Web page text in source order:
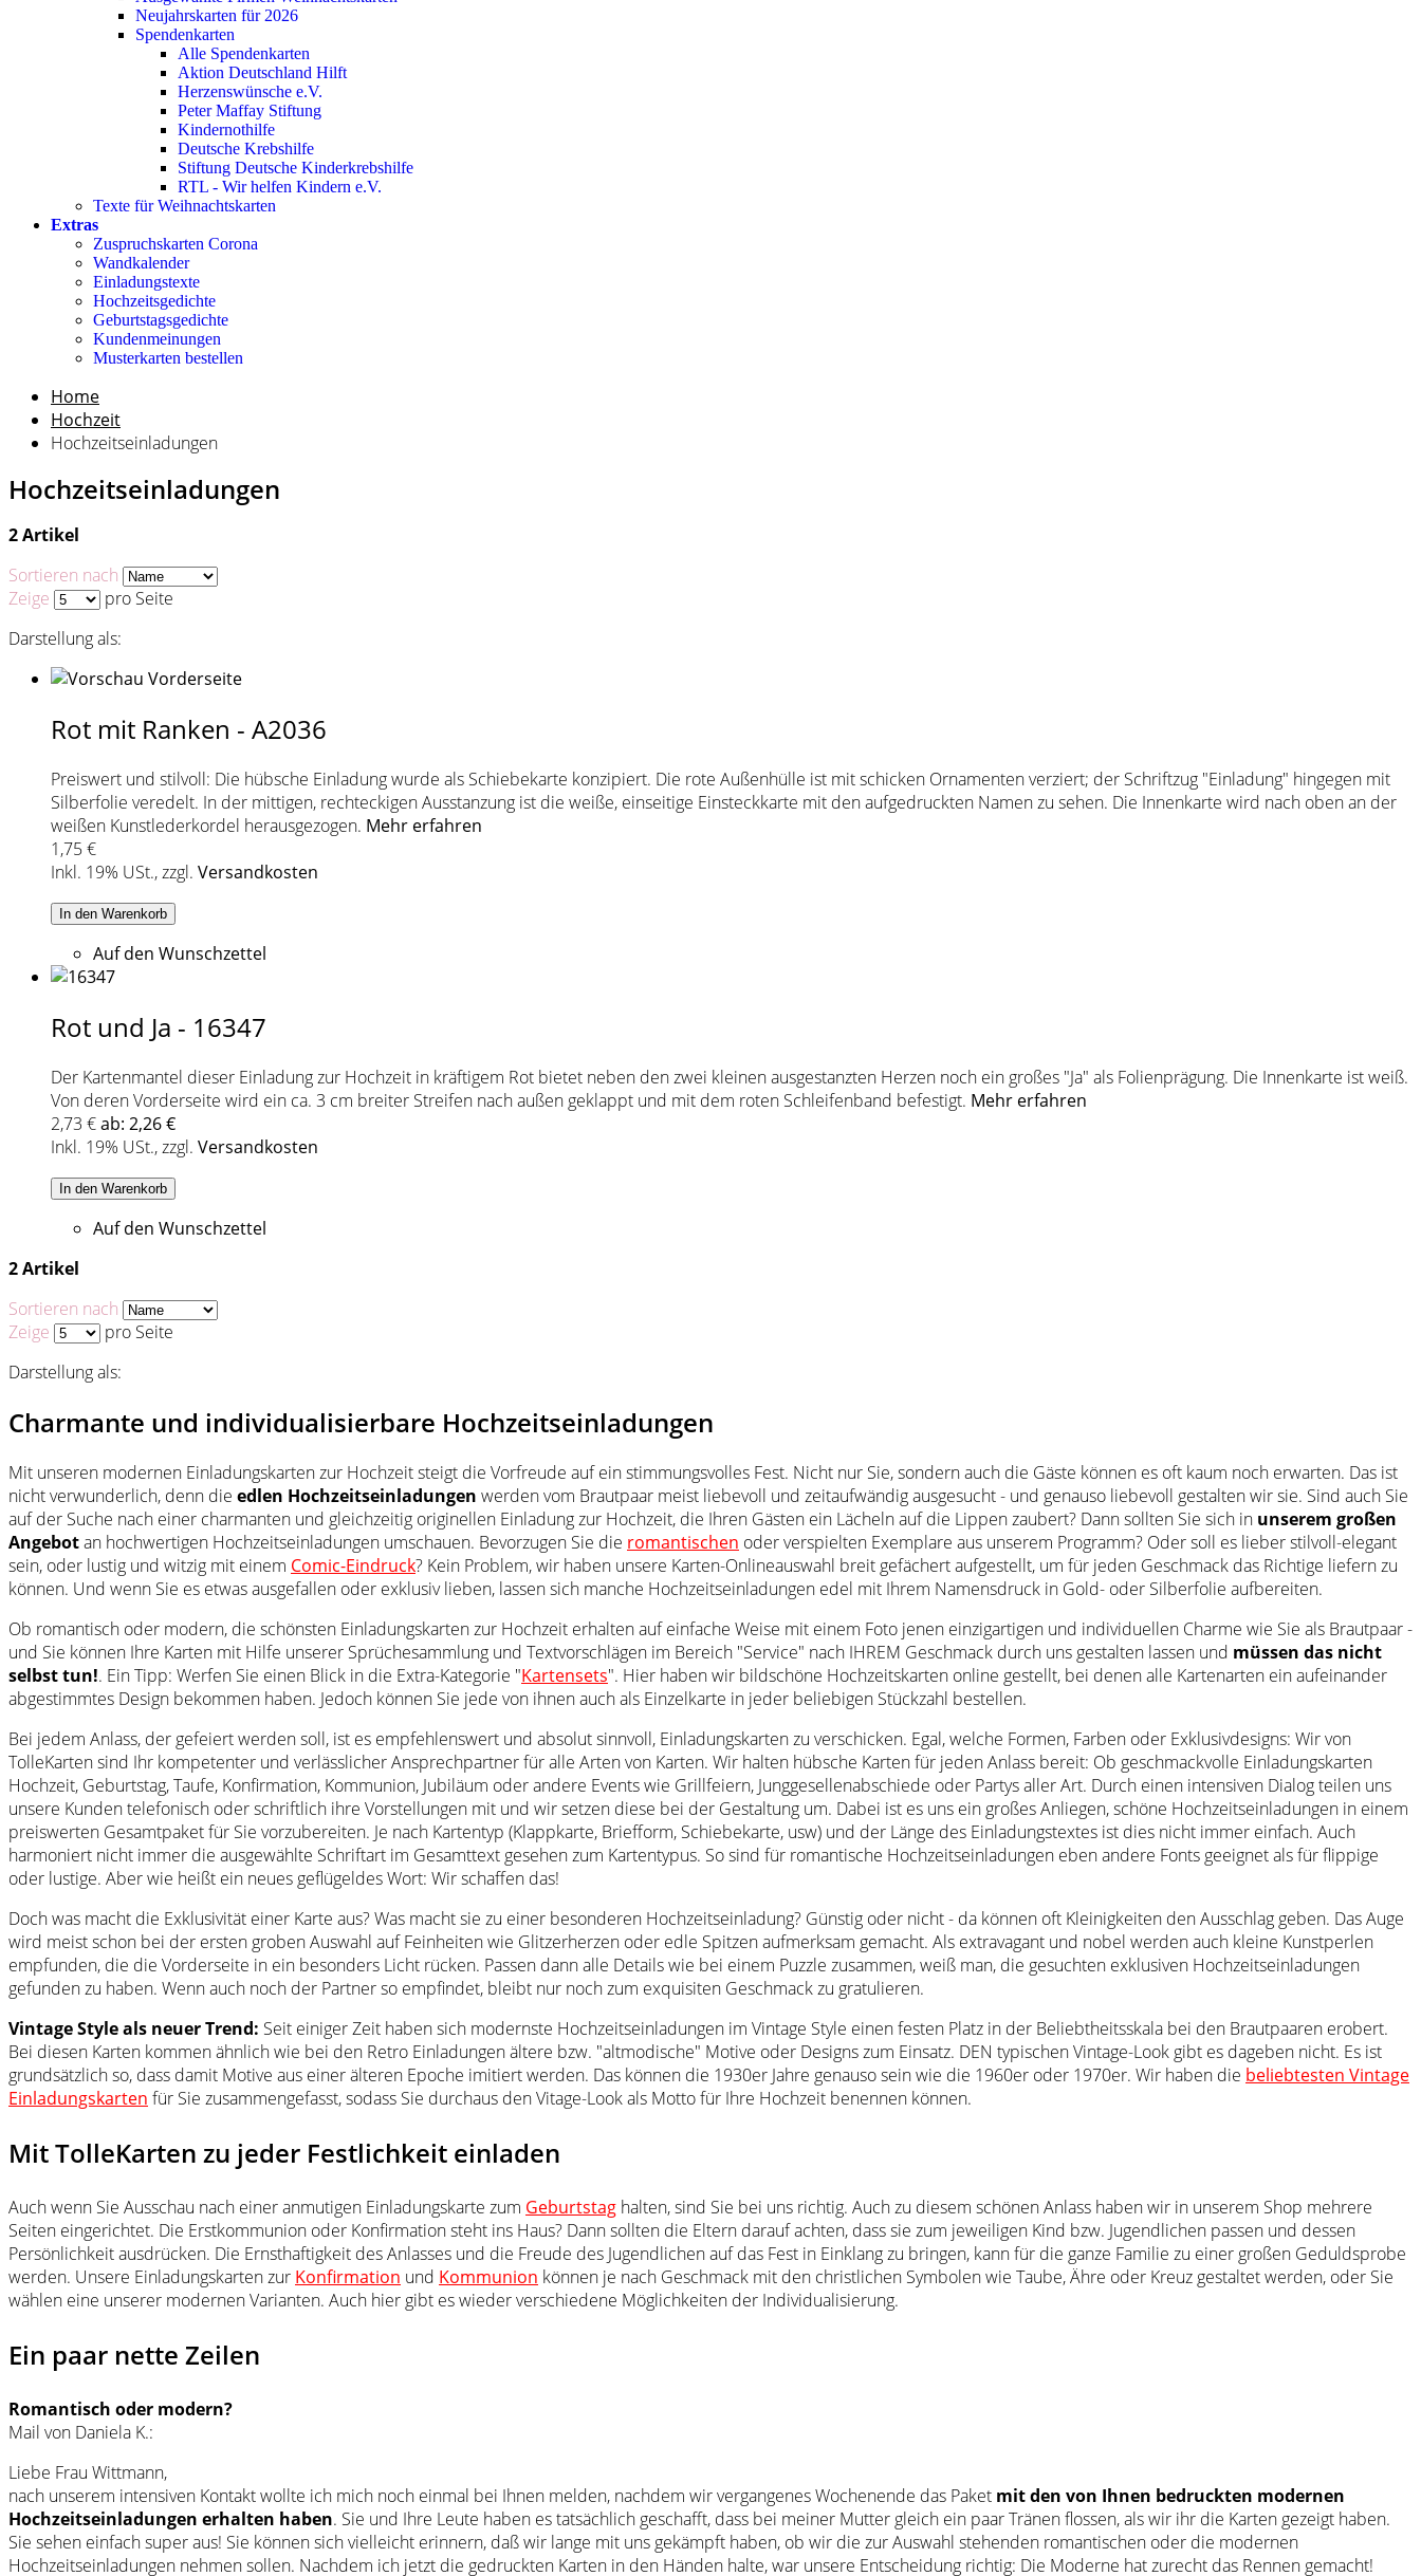
Neujahrskarten für 2026
Spendenkarten
Alle Spendenkarten
Aktion Deutschland Hilft
Herzenswünsche e.V.
Peter Maffay Stiftung
Kindernothilfe
Deutsche Krebshilfe
Stiftung Deutsche Kinderkrebshilfe
RTL - Wir helfen Kindern e.V.
Texte für Weihnachtskarten
Extras
Zuspruchskarten Corona
Wandkalender
Einladungstexte
Hochzeitsgedichte
Geburtstagsgedichte
Kundenmeinungen
Musterkarten bestellen
Home
Hochzeit
Hochzeitseinladungen
Hochzeitseinladungen
2 Artikel
Sortieren nach
Zeige
pro Seite
Darstellung als:
Rot mit Ranken - A2036
Preiswert und stilvoll: Die hübsche Einladung wurde als Schiebekarte konzipiert. Die rote Außenhülle ist mit schicken Ornamenten verziert; der Schriftzug "Einladung" hingegen mit
Silberfolie veredelt. In der mittigen, rechteckigen Ausstanzung ist die weiße, einseitige Einsteckkarte mit den aufgedruckten Namen zu sehen. Die Innenkarte wird nach oben an der
weißen Kunstlederkordel herausgezogen. Mehr erfahren
1,75 €
Inkl. 19% USt.,zzgl. Versandkosten
In den Warenkorb
Auf den Wunschzettel
Rot und Ja - 16347
Der Kartenmantel dieser Einladung zur Hochzeit in kräftigem Rot bietet neben den zwei kleinen ausgestanzten Herzen noch ein großes "Ja" als Folienprägung. Die Innenkarte ist weiß.
Von deren Vorderseite wird ein ca. 3 cm breiter Streifen nach außen geklappt und mit dem roten Schleifenband befestigt. Mehr erfahren
2,73 €ab: 2,26 €
Inkl. 19% USt.,zzgl. Versandkosten
In den Warenkorb
Auf den Wunschzettel
2 Artikel
Sortieren nach
Zeige
pro Seite
Darstellung als:
Charmante und individualisierbare Hochzeitseinladungen
Mit unseren modernen Einladungskarten zur Hochzeit steigt die Vorfreude auf ein stimmungsvolles Fest. Nicht nur Sie, sondern auch die Gäste können es oft kaum noch erwarten. Das ist
nicht verwunderlich, denn die edlen Hochzeitseinladungen werden vom Brautpaar meist liebevoll und zeitaufwändig ausgesucht - und genauso liebevoll gestalten wir sie. Sind auch Sie
auf der Suche nach einer charmanten und gleichzeitig originellen Einladung zur Hochzeit, die Ihren Gästen ein Lächeln auf die Lippen zaubert? Dann sollten Sie sich in unserem großen
Angebotan hochwertigen Hochzeitseinladungen umschauen. Bevorzugen Sie die romantischen oder verspielten Exemplare aus unserem Programm? Oder soll es lieber stilvoll-elegant
sein, oder lustig und witzig mit einem Comic-Eindruck? Kein Problem, wir haben unsere Karten-Onlineauswahl breit gefächert aufgestellt, um für jeden Geschmack das Richtige liefern zu
können. Und wenn Sie es etwas ausgefallen oder exklusiv lieben, lassen sich manche Hochzeitseinladungen edel mit Ihrem Namensdruck in Gold- oder Silberfolie aufbereiten.
Ob romantisch oder modern, die schönsten Einladungskarten zur Hochzeit erhalten auf einfache Weise mit einem Foto jenen einzigartigen und individuellen Charme wie Sie als Brautpaar -
und Sie können Ihre Karten mit Hilfe unserer Sprüchesammlung und Textvorschlägen im Bereich "Service" nach IHREM Geschmack durch uns gestalten lassen und müssen das nicht
selbst tun!. Ein Tipp: Werfen Sie einen Blick in die Extra-Kategorie "Kartensets". Hier haben wir bildschöne Hochzeitskarten online gestellt, bei denen alle Kartenarten ein aufeinander
abgestimmtes Design bekommen haben. Jedoch können Sie jede von ihnen auch als Einzelkarte in jeder beliebigen Stückzahl bestellen.
Bei jedem Anlass, der gefeiert werden soll, ist es empfehlenswert und absolut sinnvoll, Einladungskarten zu verschicken. Egal, welche Formen, Farben oder Exklusivdesigns: Wir von
TolleKarten sind Ihr kompetenter und verlässlicher Ansprechpartner für alle Arten von Karten. Wir halten hübsche Karten für jeden Anlass bereit: Ob geschmackvolle Einladungskarten
Hochzeit, Geburtstag, Taufe, Konfirmation, Kommunion, Jubiläum oder andere Events wie Grillfeiern, Junggesellenabschiede oder Partys aller Art. Durch einen intensiven Dialog teilen uns
unsere Kunden telefonisch oder schriftlich ihre Vorstellungen mit und wir setzen diese bei der Gestaltung um. Dabei ist es uns ein großes Anliegen, schöne Hochzeitseinladungen in einem
preiswerten Gesamtpaket für Sie vorzubereiten. Je nach Kartentyp (Klappkarte, Briefform, Schiebekarte, usw) und der Länge des Einladungstextes ist dies nicht immer einfach. Auch
harmoniert nicht immer die ausgewählte Schriftart im Gesamttext gesehen zum Kartentypus. So sind für romantische Hochzeitseinladungen eben andere Fonts geeignet als für flippige
oder lustige. Aber wie heißt ein neues geflügeldes Wort: Wir schaffen das!
Doch was macht die Exklusivität einer Karte aus? Was macht sie zu einer besonderen Hochzeitseinladung? Günstig oder nicht - da können oft Kleinigkeiten den Ausschlag geben. Das Auge
wird meist schon bei der ersten groben Auswahl auf Feinheiten wie Glitzerherzen oder edle Spitzen aufmerksam gemacht. Als extravagant und nobel werden auch kleine Kunstperlen
empfunden, die die Vorderseite in ein besonders Licht rücken. Passen dann alle Details wie bei einem Puzzle zusammen, weiß man, die gesuchten exklusiven Hochzeitseinladungen
gefunden zu haben. Wenn auch noch der Partner so empfindet, bleibt nur noch zum exquisiten Geschmack zu gratulieren.
Vintage Style als neuer Trend: Seit einiger Zeit haben sich modernste Hochzeitseinladungen im Vintage Style einen festen Platz in der Beliebtheitsskala bei den Brautpaaren erobert.
Bei diesen Karten kommen ähnlich wie bei den Retro Einladungen ältere bzw. "altmodische" Motive oder Designs zum Einsatz. DEN typischen Vintage-Look gibt es dageben nicht. Es ist
grundsätzlich so, dass damit Motive aus einer älteren Epoche imitiert werden. Das können die 1930er Jahre genauso sein wie die 1960er oder 1970er. Wir haben die beliebtesten Vintage
Einladungskarten für Sie zusammengefasst, sodass Sie durchaus den Vitage-Look als Motto für Ihre Hochzeit benennen können.
Mit TolleKarten zu jeder Festlichkeit einladen
Auch wenn Sie Ausschau nach einer anmutigen Einladungskarte zum Geburtstag halten, sind Sie bei uns richtig. Auch zu diesem schönen Anlass haben wir in unserem Shop mehrere
Seiten eingerichtet. Die Erstkommunion oder Konfirmation steht ins Haus? Dann sollten die Eltern darauf achten, dass sie zum jeweiligen Kind bzw. Jugendlichen passen und dessen
Persönlichkeit ausdrücken. Die Ernsthaftigkeit des Anlasses und die Freude des Jugendlichen auf das Fest in Einklang zu bringen, kann für die ganze Familie zu einer großen Geduldsprobe
werden. Unsere Einladungskarten zur Konfirmation und Kommunion können je nach Geschmack mit den christlichen Symbolen wie Taube, Ähre oder Kreuz gestaltet werden, oder Sie
wählen eine unserer modernen Varianten. Auch hier gibt es wieder verschiedene Möglichkeiten der Individualisierung.
Ein paar nette Zeilen
Romantisch oder modern?
Mail von Daniela K.:
Liebe Frau Wittmann,
nach unserem intensiven Kontakt wollte ich mich noch einmal bei Ihnen melden, nachdem wir vergangenes Wochenende das Paket mit den von Ihnen bedruckten modernen
Hochzeitseinladungen erhalten haben. Sie und Ihre Leute haben es tatsächlich geschafft, dass bei meiner Mutter gleich ein paar Tränen flossen, als wir ihr die Karten gezeigt haben.
Sie sehen einfach super aus! Sie können sich vielleicht erinnern, daß wir lange mit uns gekämpft haben, ob wir die zur Auswahl stehenden romantischen oder die modernen
Hochzeitseinladungen nehmen sollen. Nachdem ich jetzt die gedruckten Karten in den Händen halte, war unsere Entscheidung richtig: Die Moderne hat zurecht das Rennen gemacht!